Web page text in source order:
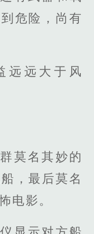
危险，尚有
远远大于风
莫名其妙的
，最后莫名
电影。